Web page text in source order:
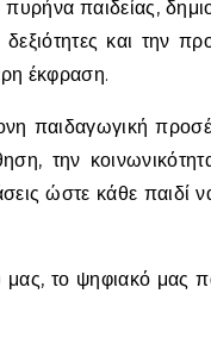
παιδείας,
δεξιότητες και την
έκφραση.
παιδαγωγική
την
ώστε κάθε
μας, το ψηφιακό